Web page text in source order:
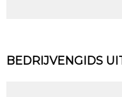
BEDRIJVENGIDS